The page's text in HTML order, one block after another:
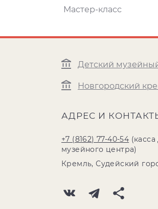
Мастер-класс
Детский
Новгородский
АДРЕС И
+7 (8162) 77-40-54
музейного центра)
Кремль, Судейский